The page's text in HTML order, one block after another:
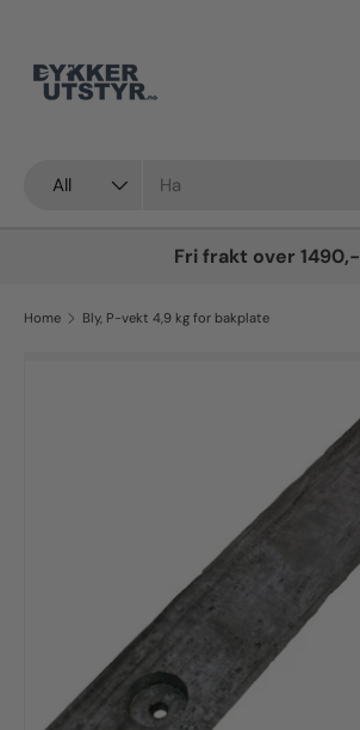
All
Fri frakt over 1490,-
Home Bly, P-vekt 4,9 kg for bakplate